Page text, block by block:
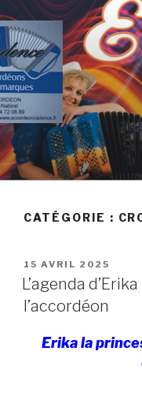
Skip
to
content
CATÉGORIE :
POSTED
ON
15 AVRIL 2025
L’agenda
l’accordéon
Erika la